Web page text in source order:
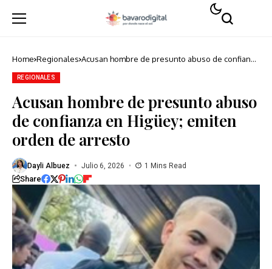
Home Regionales Acusan hombre de presunto abuso de confianza
REGIONALES
Acusan hombre de presunto abuso
de confianza en Higüey; emiten
orden de arresto
Dayli Albuez Julio 6, 2026 1 Mins Read
Share